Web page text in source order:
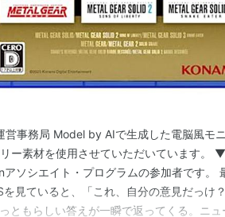
メーカー:コナミ
2003/11/06
:Video Game
: 8回
を含むブログ (4件) を見る
SOLID 2 SUBSTANCE (コナ
ーカー:コナミ
2004/10/21
: Video Game
営事務局 Model by AIで生成した電脳風モ
リー素材を使用させていただいています。
ソシエイト・プログラムの参加者です。
見ていると、「これ、自分の意見だっけ
ともらしい答えが一瞬で返ってくる。ニュ